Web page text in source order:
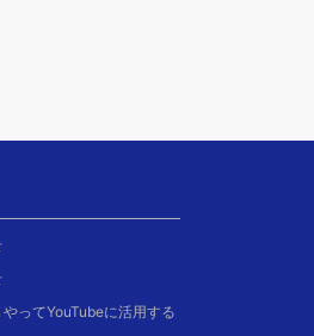
ってYouTubeに活用する